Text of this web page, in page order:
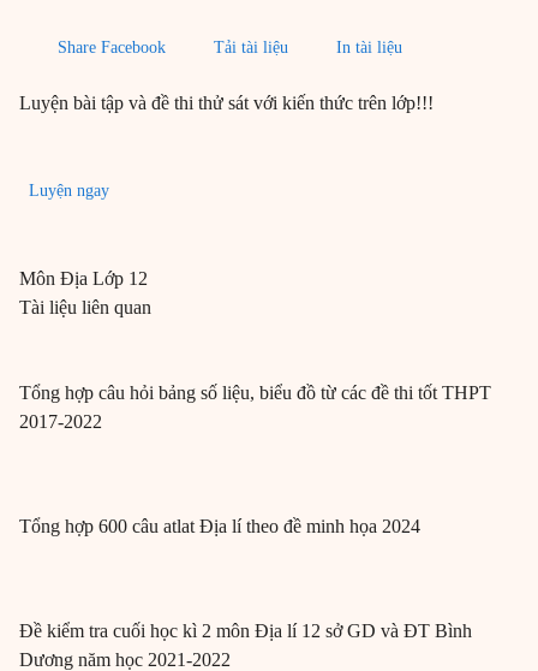
Share Facebook Tải tài liệu In tài liệu
Luyện bài tập và đề thi thử sát với kiến thức trên lớp!!!
Luyện ngay
Môn Địa Lớp 12
Tài liệu liên quan
Tổng hợp câu hỏi bảng số liệu, biểu đồ từ các đề thi tốt THPT
2017-2022
Tổng hợp 600 câu atlat Địa lí theo đề minh họa 2024
Đề kiểm tra cuối học kì 2 môn Địa lí 12 sở GD và ĐT Bình
Dương năm học 2021-2022